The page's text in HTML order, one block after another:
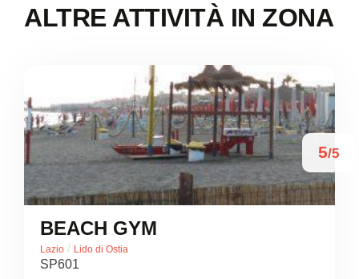
ALTRE ATTIVITÀ IN ZONA
5/5
BEACH GYM
Lazio / Lido di Ostia
SP601